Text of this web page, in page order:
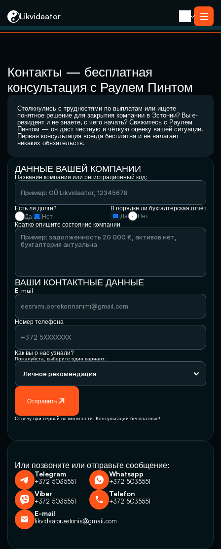
Likvidaator
Ликвидация компании
Реорганизация
Банкротство
Закрытие компании e-резидента
Kontakt
Контакты — бесплатная
консультация с Раулем Пинтом
Столкнулись с трудностями по выплатам или ищете
понятное решение для закрытия компании в Эстонии? Вы e-
резидент и не знаете, с чего начать? Свяжитесь с Раулем
Пинтом — он даст честную и чёткую оценку вашей ситуации.
Первая консультация всегда бесплатна и не налагает
никаких обязательств.
ДАННЫЕ ВАШЕЙ КОМПАНИИ
Название компании или регистрационный код:
Есть ли долги?
Да
Нет
В порядке ли бухгалтерская
Да
Нет
Кратко опишите состояние компании
ВАШИ КОНТАКТНЫЕ ДАННЫЕ
E-mail
Номер телефона
Как вы о нас узнали?
Пожалуйста, выберите один вариант:
Отправить
Отвечу при первой возможности. Консультации бесплатные!
Или позвоните или отправьте сообщение:
Telegram
+372 5035551
Whatsapp
+372 5035551
Viber
+372 5035551
Telefon
+372 5035551
E-mail
likvidaator.estonia@gmail.com